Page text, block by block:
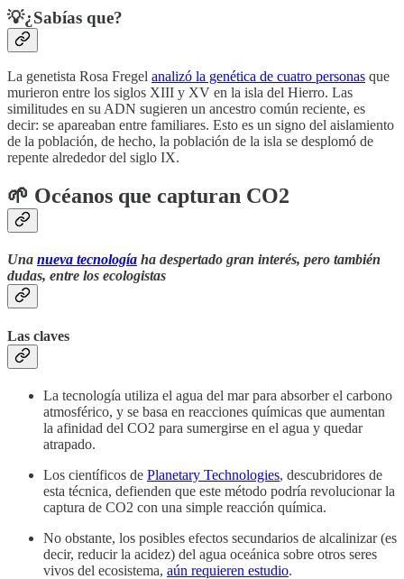
💡¿Sabías que?
La genetista Rosa Fregel analizó la genética de cuatro personas que
murieron entre los siglos XIII y XV en la isla del Hierro. Las
similitudes en su ADN sugieren un ancestro común reciente, es
decir: se apareaban entre familiares. Esto es un signo del aislamiento
de la población, de hecho, la población de la isla se desplomó de
repente alrededor del siglo IX.
🌱 Océanos que capturan CO2
Una nueva tecnología ha despertado gran interés, pero también
dudas, entre los ecologistas
Las claves
La tecnología utiliza el agua del mar para absorber el carbono
atmosférico, y se basa en reacciones químicas que aumentan
la afinidad del CO2 para sumergirse en el agua y quedar
atrapado.
Los científicos de Planetary Technologies, descubridores de
esta técnica, defienden que este método podría revolucionar la
captura de CO2 con una simple reacción química.
No obstante, los posibles efectos secundarios de alcalinizar (es
decir, reducir la acidez) del agua oceánica sobre otros seres
vivos del ecosistema, aún requieren estudio.